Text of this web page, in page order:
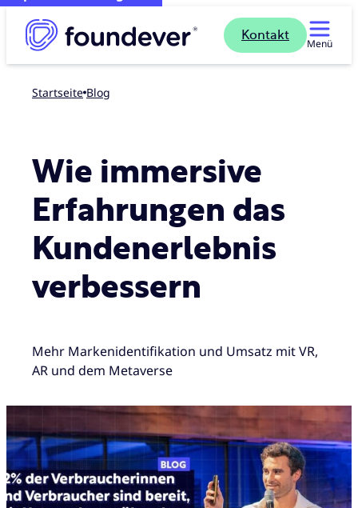
Kontakt
Menü
Startseite blog
Wie immersive
Erfahrungen das
Kundenerlebnis
verbessern
Mehr Markenidentifikation und Umsatz mit VR,
AR und dem Metaverse